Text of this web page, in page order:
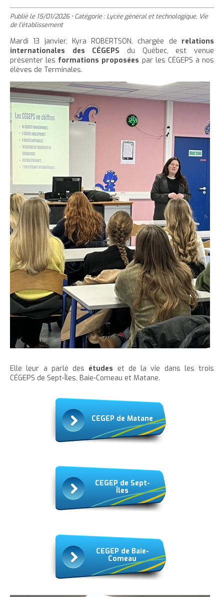
h
è
c
l
e
a
c
u
e
i
l
n
t
r
l
a
t
a
l
l
e
d
u
t
e
x
t
e
u
e
l
a
t
a
i
l
e
d
u
t
e
x
t
e
m
e
c
e
t
t
e
p
a
e
g
e
e
c
o
n
t
e
Publié le 15/01/2026 • Catégorie :Lycée général et technologique, Vie
de l'établissement
Mardi 13 janvier, Kyra ROBERTSON, chargée de relations
internationales
des CÉGEPS du Québec, est venue
présenter les formations proposées par les CÉGEPS à nos
élèves de Terminales.
Elle leur a parlé des études et de la vie dans les trois
CÉGEPS de Sept-Îles, Baie-Comeau et Matane.
CÉGEP de Matane
CÉGEP de Sept-
Îles
CÉGEP de Baie-
Comeau